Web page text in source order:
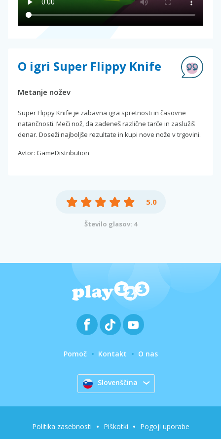
O igri Super Flippy Knife
Metanje nožev
Super Flippy Knife je zabavna igra spretnosti in časovne
natančnosti. Meči nož, da zadeneš različne tarče in zaslužiš
denar. Doseži najboljše rezultate in kupi nove nože v trgovini.
Avtor: GameDistribution
5.0
Število glasov: 4
Pomoč Kontakt O nas
Slovenščina
Politika zasebnosti Piškotki Pogoji uporabe